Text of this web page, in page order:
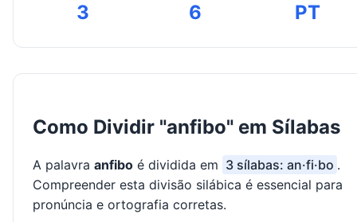
3 6 PT
Como Dividir "anfibo" em Sílabas
A palavra anfibo é dividida em 3 sílabas: an·fi·bo .
Compreender esta divisão silábica é essencial para
pronúncia e ortografia corretas.